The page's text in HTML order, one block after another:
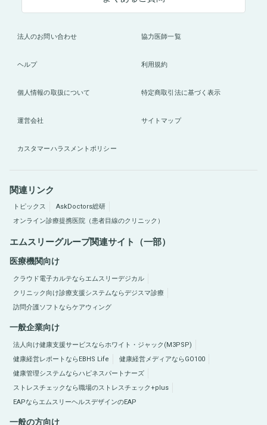
法人のお問い合わせ 協力医師一覧
ヘルプ 利用規約
個人情報の取扱について 特定商取引法に基づく表示
運営会社 サイトマップ
カスタマーハラスメントポリシー
関連リンク
トピックス
AskDoctors総研
オンライン診療提携医院（患者目線のクリニック）
エムスリーグループ関連サイト（一部）
医療機関向け
クラウド電子カルテならエムスリーデジカル
クリニック向け診療支援システムならデジスマ診療
訪問介護ソフトならケアウィング
一般企業向け
法人向け健康支援サービスならホワイト・ジャック(M3PSP)
健康経営レポートならEBHS Life
健康経営メディアならGO100
健康管理システムならハピネスパートナーズ
ストレスチェックなら職場のストレスチェック+plus
EAPならエムスリーヘルスデザインのEAP
一般の方向け